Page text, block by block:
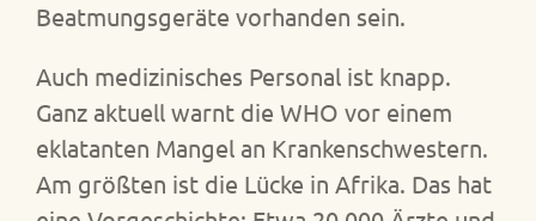
Beatmungsgeräte vorhanden sein.
Auch medizinisches Personal ist knapp.
Ganz aktuell warnt die WHO vor einem
eklatanten Mangel an Krankenschwestern.
Am größten ist die Lücke in Afrika. Das hat